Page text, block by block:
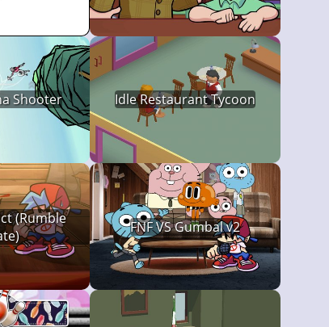
Shooter Idle Restaurant Tycoon
(Rumble
FNF VS Gumbal v2